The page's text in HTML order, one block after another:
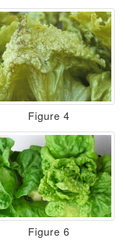
Figure 4
Figure 6